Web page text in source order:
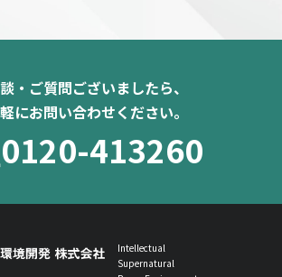
・ご質問ございましたら、
にお問い合わせください。
0120-413260
Intellectual
Supernatural